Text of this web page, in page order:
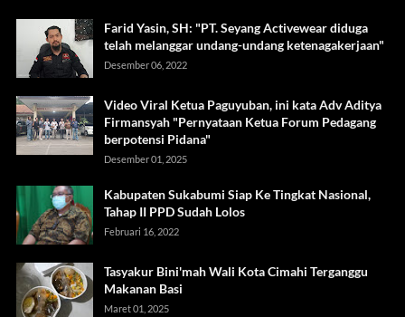
Farid Yasin, SH: "PT. Seyang Activewear diduga
telah melanggar undang-undang ketenagakerjaan"
Desember 06, 2022
Video Viral Ketua Paguyuban, ini kata Adv Aditya
Firmansyah "Pernyataan Ketua Forum Pedagang
berpotensi Pidana"
Desember 01, 2025
Kabupaten Sukabumi Siap Ke Tingkat Nasional,
Tahap II PPD Sudah Lolos
Februari 16, 2022
Tasyakur Bini'mah Wali Kota Cimahi Terganggu
Makanan Basi
Maret 01, 2025